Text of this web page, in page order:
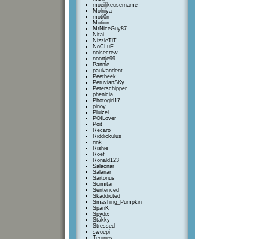
moeiljkeusername
Molniya
moti0n
Motion
MrNiceGuy87
Nitai
NizzleTiT
NoCLuE
noisecrew
noortje99
Pannie
paulvandent
Peetbeek
PeruvianSKy
Peterschipper
phenicia
Photogirl17
pinoy
Pluizel
POILover
Poit
Recaro
Riddickulus
rink
Rishie
Roef
Ronald123
Salacnar
Salanar
Sartorius
Scimitar
Sentenced
Skaddicted
Smashing_Pumpkin
SpanK
Spydix
Stakky
Stressed
swoepi
Terones